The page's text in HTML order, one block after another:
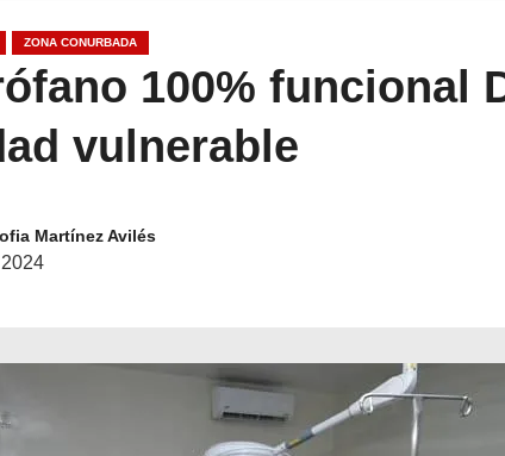
ZONA CONURBADA
100% funcional
vulnerable
Martínez Avilés